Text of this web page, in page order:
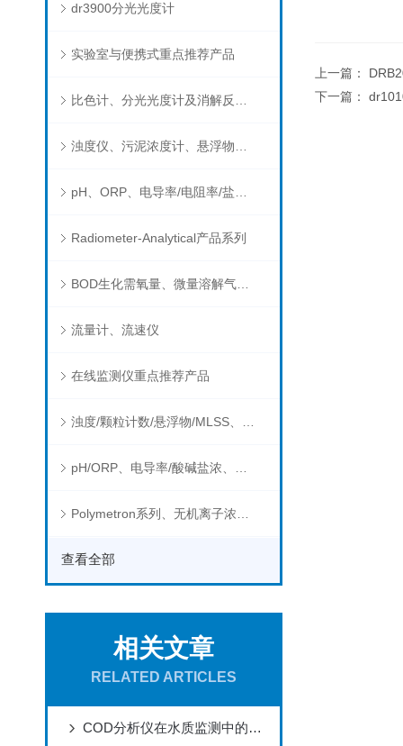
dr3900分光光度计
实验室与便携式重点推荐产品
Radiometer-Analytical产品系列
BOD生化需氧量、微量溶解气体和现场水质测试组件以及其他分析仪
流量计、流速仪
在线监测仪重点推荐产品
查看全部
相关文章
RELATED ARTICLES
COD分析仪在水质监测中的实践与应用
上一篇：
下一篇：